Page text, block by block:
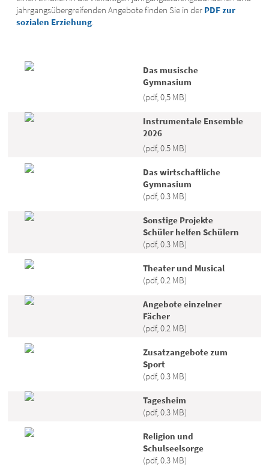
jahrgangsübergreifenden Angebote finden Sie in der PDF zur
sozialen Erziehung.
Das musische
Gymnasium
(pdf, 0,5 MB)
Instrumentale Ensemble
2026
(pdf, 0.5 MB)
Das wirtschaftliche
Gymnasium
(pdf, 0.3 MB)
Sonstige Projekte
Schüler helfen Schülern
(pdf, 0.3 MB)
Theater und Musical
(pdf, 0.2 MB)
Angebote einzelner
Fächer
(pdf, 0.2 MB)
Zusatzangebote zum
Sport
(pdf, 0.3 MB)
Tagesheim
(pdf, 0.3 MB)
Religion und
Schulseelsorge
(pdf, 0.3 MB)